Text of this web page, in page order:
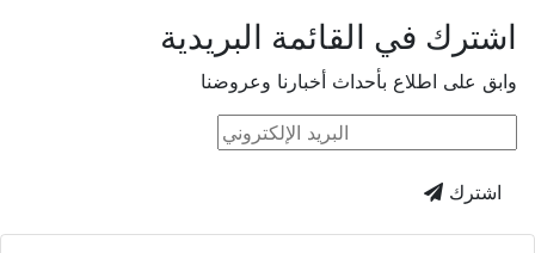
اشترك في القائمة البريدية
وابق على اطلاع بأحداث أخبارنا وعروضنا
اشترك